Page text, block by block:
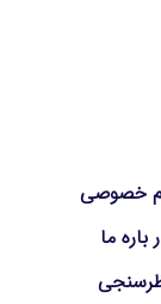
خصوصی
باره ما